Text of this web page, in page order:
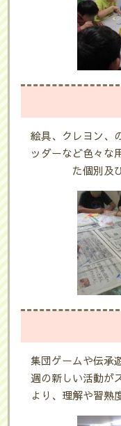
絵具、クレヨン、
ッダーなど色々な
た個別及
集団ゲームや伝承
週の新しい活動が
より、理解や習熟